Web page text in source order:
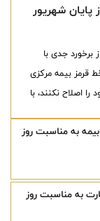
پایان شهریور
برخورد جدی با
بیمه مرکزی
نکنند، با
از پایان شهریورماه
به مناسبت روز
به مناسبت روز